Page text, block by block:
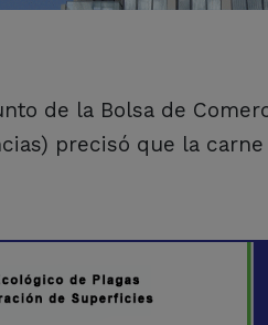
de la Bolsa de
precisó que la carne